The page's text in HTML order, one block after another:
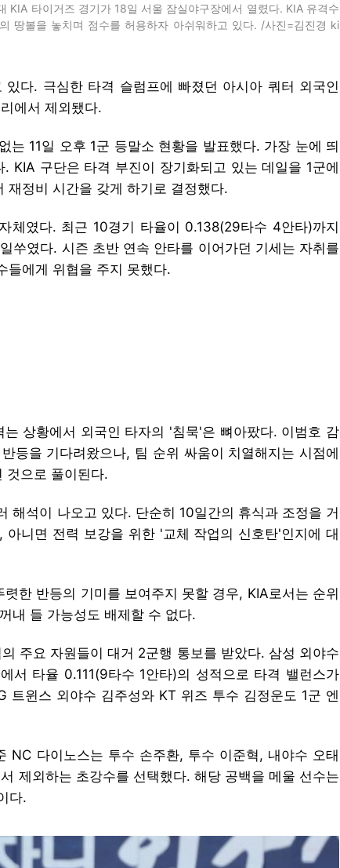
KIA 타이거즈 경기가 18일 서울 잠실야구장에서 열렸다. KIA 유격수
땅볼을 놓치며 점수를 허용하자 아쉬워하고 있다. /사진=김진경 ki
있다. 극심한 타격 슬럼프에 빠졌던 아시아 쿼터 외국인
에서 제외됐다.
는 11일 오후 1군 등말소 현황을 발표했다. 가장 눈에 띄
KIA 구단은 타격 부진이 장기화되고 있는 데일을 1군에
재정비 시간을 갖게 하기로 결정했다.
체였다. 최근 10경기 타율이 0.138(29타수 4안타)까지
쑤였다. 시즌 초반 연속 안타를 이어가던 기세는 자취를
들에게 위협을 주지 못했다.
한 반등의 기미를 보여주지 못할 경우, KIA로서는 순위
주요 자원들이 대거 2군행 통보를 받았다. 삼성 외야수
서 타율 0.111(9타수 1안타)의 성적으로 타격 밸런스가
제외하는 초강수를 선택했다. 해당 공백을 메울 선수는
다.